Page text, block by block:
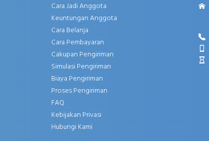
Cara Jadi Anggota
Keuntungan Anggota
Cara Belanja
Cara Pembayaran
Cakupan Pengiriman
Simulasi Pengiriman
Biaya Pengiriman
Proses Pengiriman
FAQ
Kebijakan Privasi
Hubungi Kami